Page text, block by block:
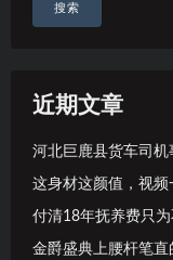
搜索
近期文章
河北巨鹿县货车司
这身材这颜值，视频
付清18年抚养费只
金爵盛典上腰杆笔直